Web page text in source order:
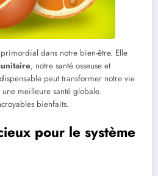
dans notre bien-être. Elle
, notre santé osseuse et
peut transformer notre vie
meilleure santé globale.
bienfaits.
pour le système